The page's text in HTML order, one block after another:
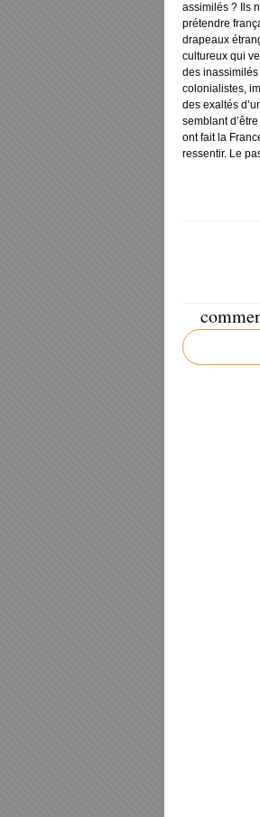
assimilés ? Ils
prétendre
drapeaux
cultureux qui
des
colonialistes,
des exaltés
semblant
ont fait la
ressentir. Le